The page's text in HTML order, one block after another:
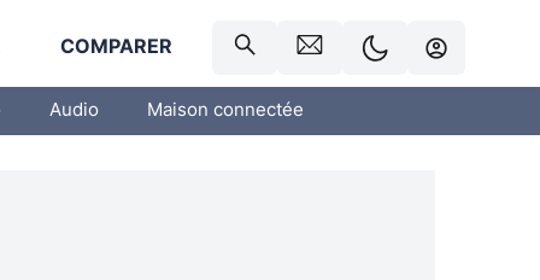
COMPARER
Audio Maison connectée